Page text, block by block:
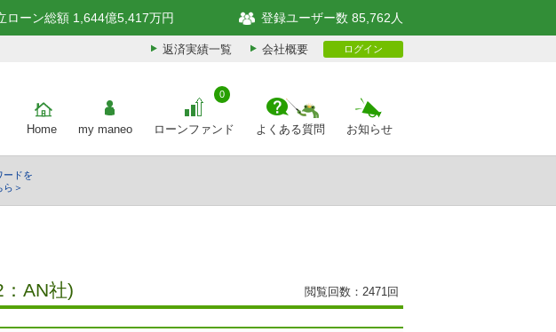
ローン総額 1,644億5,417万円 登録ユーザー数 85,762人
返済実績一覧 会社概要 ログイン
Home my maneo ローンファンド
0
よくある質問 お知らせ
ードを
＞
AN社) 閲覧回数：2471回